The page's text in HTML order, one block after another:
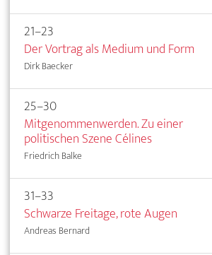
21–23
Der Vortrag als Medium und Form
Dirk Baecker
25–30
Mitgenommenwerden. Zu einer
politischen Szene Célines
Friedrich Balke
31–33
Schwarze Freitage, rote Augen
Andreas Bernard